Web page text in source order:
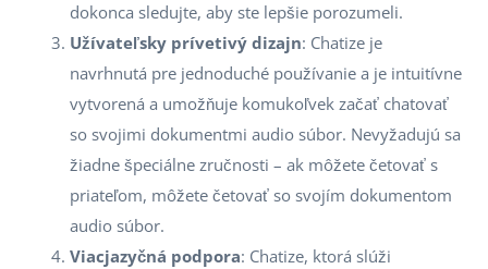
dokonca sledujte, aby ste lepšie porozumeli.
Užívateľsky prívetivý dizajn: Chatize je
navrhnutá pre jednoduché používanie a je intuitívne
vytvorená a umožňuje komukoľvek začať chatovať
so svojimi dokumentmi audio súbor. Nevyžadujú sa
žiadne špeciálne zručnosti – ak môžete četovať s
priateľom, môžete četovať so svojím dokumentom
audio súbor.
Viacjazyčná podpora: Chatize, ktorá slúži